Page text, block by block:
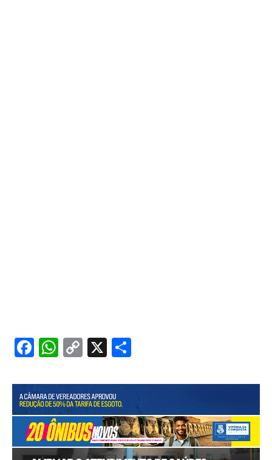
Facebook
WhatsApp
Copy
X